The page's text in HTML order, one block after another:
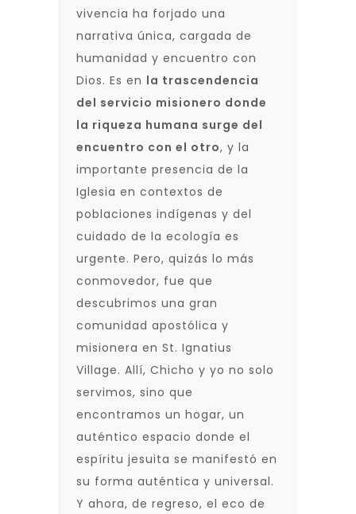
vivencia ha forjado una
narrativa única, cargada de
humanidad y encuentro con
Dios. Es en la trascendencia
del servicio misionero donde
la riqueza humana surge del
encuentro con el otro, y la
importante presencia de la
Iglesia en contextos de
poblaciones indígenas y del
cuidado de la ecología es
urgente. Pero, quizás lo más
conmovedor, fue que
descubrimos una gran
comunidad apostólica y
misionera en St. Ignatius
Village. Allí, Chicho y yo no solo
servimos, sino que
encontramos un hogar, un
auténtico espacio donde el
espíritu jesuita se manifestó en
su forma auténtica y universal.
Y ahora, de regreso, el eco de